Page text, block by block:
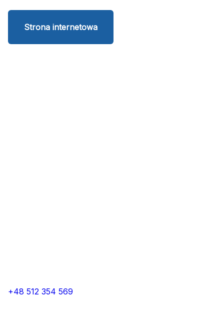
Strona internetowa
+48 512 354 569